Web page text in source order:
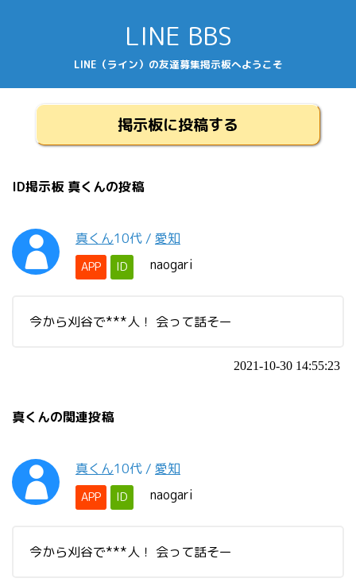
LINE BBS
LINE（ライン）の友達募集掲示板へようこそ
掲示板に投稿する
ID掲示板 真くんの投稿
真くん10代 / 愛知
APP ID naogari
今から刈谷で***人！ 会って話そー
2021-10-30 14:55:23
真くんの関連投稿
真くん10代 / 愛知
APP ID naogari
今から刈谷で***人！ 会って話そー